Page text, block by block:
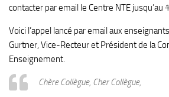
contacter par email le Centre NTE jusqu’au
Voici l’appel lancé par email aux
Gurtner, Vice-Recteur et Président de la
Enseignement.
Chère Collègue, Cher Collègue,